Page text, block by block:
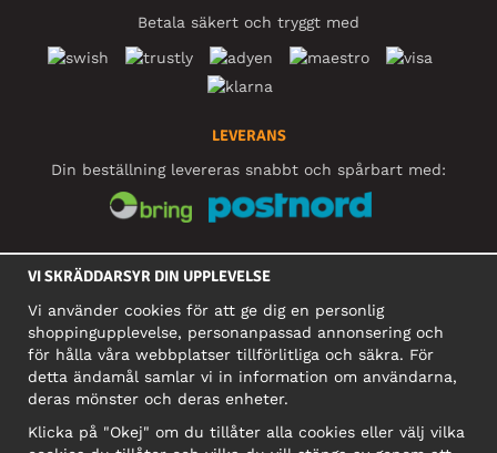
Betala säkert och tryggt med
LEVERANS
Din beställning levereras snabbt och spårbart med:
SOCIALA MEDIER
FÖRETAG
Motley Denim Europe OÜ
Narva mnt 5, EE-10117 Tallinn
Org: 12356245, Momsnummer: SE502090048501
VI SKRÄDDARSYR DIN UPPLEVELSE
Vi använder cookies för att ge dig en personlig
shoppingupplevelse, personanpassad annonsering och
för hålla våra webbplatser tillförlitliga och säkra. För
detta ändamål samlar vi in information om användarna,
deras mönster och deras enheter.
Klicka på "Okej" om du tillåter alla cookies eller välj vilka